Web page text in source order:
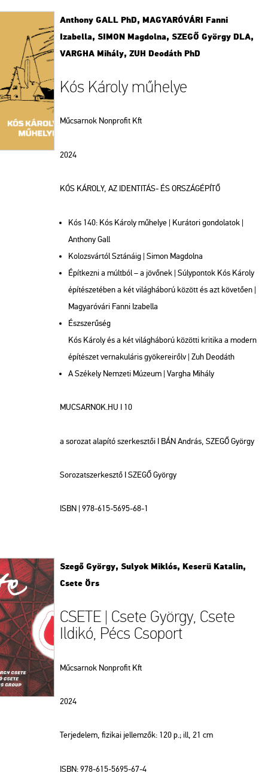
Anthony GALL PhD, MAGYARÓVÁRI Fanni
Izabella, SIMON Magdolna, SZEGŐ György DLA,
VARGHA Mihály, ZUH Deodáth PhD
Kós Károly műhelye
Műcsarnok Nonprofit Kft
2024
KÓS KÁROLY, AZ IDENTITÁS- ÉS ORSZÁGÉPÍTŐ
Kós 140: Kós Károly műhelye | Kurátori gondolatok |
Anthony Gall
Kolozsvártól Sztánáig | Simon Magdolna
Építkezni a múltból – a jövőnek | Súlypontok Kós Károly
építészetében a két világháború között és azt követően |
Magyaróvári Fanni Izabella
Észszerűség
Kós Károly és a két világháború közötti kritika a modern
építészet vernakuláris gyökereirőlv | Zuh Deodáth
A Székely Nemzeti Múzeum | Vargha Mihály
MUCSARNOK.HU I 10
a sorozat alapító szerkesztői I BÁN András, SZEGŐ György
Sorozatszerkesztő I SZEGŐ György
ISBN | 978-615-5695-68-1
Szegő György, Sulyok Miklós, Keserü Katalin,
Csete Örs
CSETE | Csete György, Csete
Ildikó, Pécs Csoport
Műcsarnok Nonprofit Kft
2024
Terjedelem, fizikai jellemzők: 120 p.; ill, 21 cm
ISBN: 978-615-5695-67-4